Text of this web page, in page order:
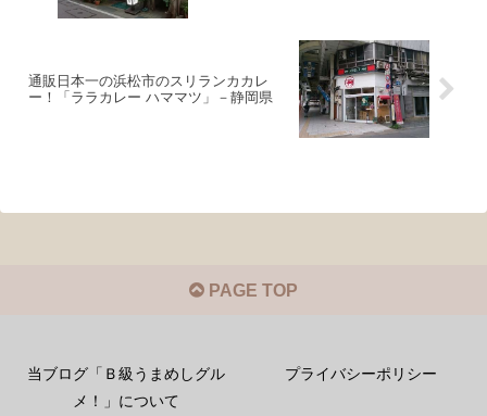
通販日本一の浜松市のスリランカカレ
ー！「ララカレー ハママツ」－静岡県
PAGE TOP
当ブログ「Ｂ級うまめしグル
メ！」について
プライバシーポリシー